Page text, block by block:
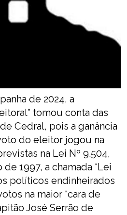
de 2024, a
tomou conta das
Cedral, pois a ganância
do eleitor jogou na
na Lei Nº 9.504,
1997, a chamada “Lei
políticos endinheirados
na maior “cara de
José Serrão de